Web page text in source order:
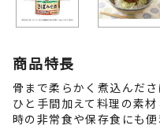
商品特長
骨まで柔らかく煮込んだ
ひと手間加えて料理の素
時の非常食や保存食にも便